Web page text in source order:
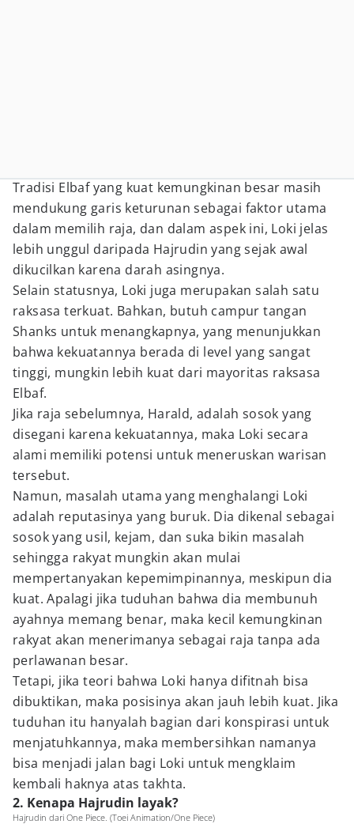
Tradisi Elbaf yang kuat kemungkinan besar masih
mendukung garis keturunan sebagai faktor utama
dalam memilih raja, dan dalam aspek ini, Loki jelas
lebih unggul daripada Hajrudin yang sejak awal
dikucilkan karena darah asingnya.
Selain statusnya, Loki juga merupakan salah satu
raksasa terkuat. Bahkan, butuh campur tangan
Shanks untuk menangkapnya, yang menunjukkan
bahwa kekuatannya berada di level yang sangat
tinggi, mungkin lebih kuat dari mayoritas raksasa
Elbaf.
Jika raja sebelumnya, Harald, adalah sosok yang
disegani karena kekuatannya, maka Loki secara
alami memiliki potensi untuk meneruskan warisan
tersebut.
Namun, masalah utama yang menghalangi Loki
adalah reputasinya yang buruk. Dia dikenal sebagai
sosok yang usil, kejam, dan suka bikin masalah
sehingga rakyat mungkin akan mulai
mempertanyakan kepemimpinannya, meskipun dia
kuat. Apalagi jika tuduhan bahwa dia membunuh
ayahnya memang benar, maka kecil kemungkinan
rakyat akan menerimanya sebagai raja tanpa ada
perlawanan besar.
Tetapi, jika teori bahwa Loki hanya difitnah bisa
dibuktikan, maka posisinya akan jauh lebih kuat. Jika
tuduhan itu hanyalah bagian dari konspirasi untuk
menjatuhkannya, maka membersihkan namanya
bisa menjadi jalan bagi Loki untuk mengklaim
kembali haknya atas takhta.
2. Kenapa Hajrudin layak?
Hajrudin dari One Piece. (Toei Animation/One Piece)